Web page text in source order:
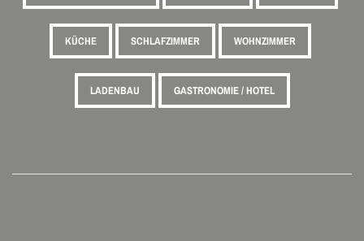
KÜCHE SCHLAFZIMMER WOHNZIMMER
LADENBAU GASTRONOMIE / HOTEL